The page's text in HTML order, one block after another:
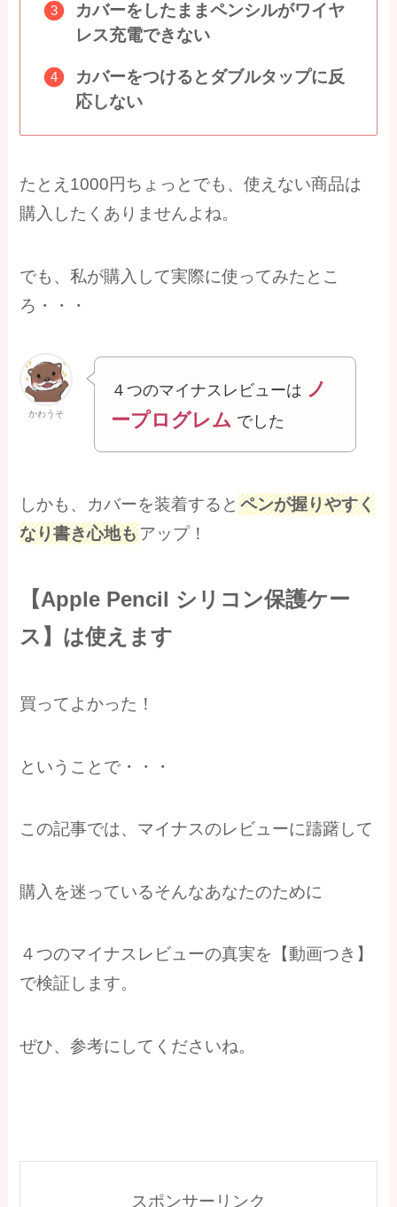
カバーをしたままペンシルがワイヤ
レス充電できない
カバーをつけるとダブルタップに反
応しない
たとえ1000円ちょっとでも、使えない商品は
購入したくありませんよね。
でも、私が購入して実際に使ってみたとこ
ろ・・・
かわうそ
４つのマイナスレビューは ノ
ープログレム でした
しかも、カバーを装着するとペンが握りやすく
なり書き心地もアップ！
【Apple Pencil シリコン保護ケー
ス】は使えます
買ってよかった！
ということで・・・
この記事では、マイナスのレビューに躊躇して
購入を迷っているそんなあなたのために
４つのマイナスレビューの真実を【動画つき】
で検証します。
ぜひ、参考にしてくださいね。
スポンサーリンク